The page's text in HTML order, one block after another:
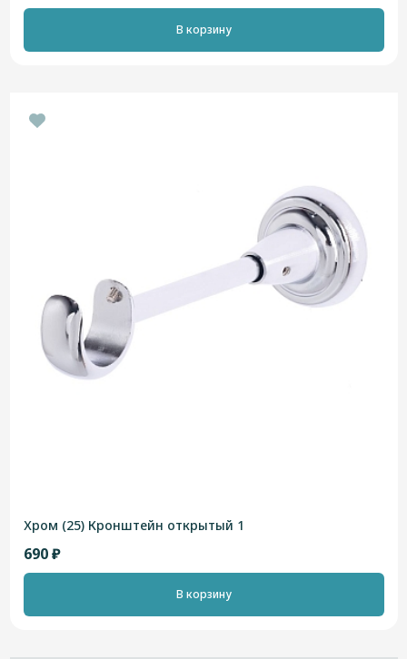
В корзину
Хром (25) Кронштейн открытый 1
690 ₽
В корзину